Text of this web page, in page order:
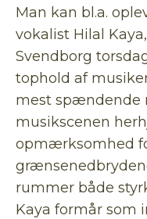
Man kan bl.a.
vokalist Hilal
Svendborg
tophold af
mest spændende
musikscenen
opmærksomhed
rummer både
Kaya formår som